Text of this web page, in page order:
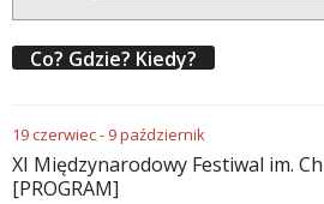
Co? Gdzie? Kiedy?
19czerwiec- 9październik
XI Międzynarodowy Festiwal im.
[PROGRAM]